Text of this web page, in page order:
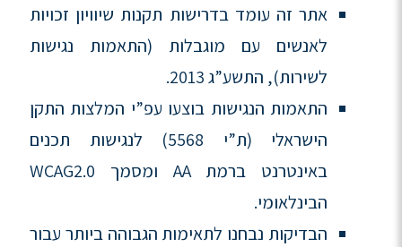
אתר זה עומד בדרישות תקנות שיוויון זכויות
לאנשים עם מוגבלות (התאמות נגישות
לשירות), התשע”ג 2013.
התאמות הנגישות בוצעו עפ”י המלצות התקן
הישראלי (ת”י 5568) לנגישות תכנים
באינטרנט ברמת AA ומסמך WCAG2.0
הבינלאומי.
הבדיקות נבחנו לתאימות הגבוהה ביותר עבור